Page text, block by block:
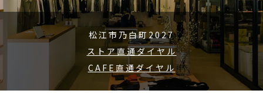
松江市乃白町2027
ストア直通ダイヤル
CAFE直通ダイヤル